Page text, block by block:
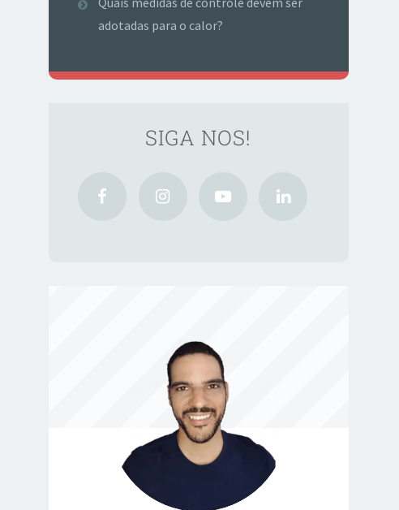
adotadas para o calor?
SIGA NOS!